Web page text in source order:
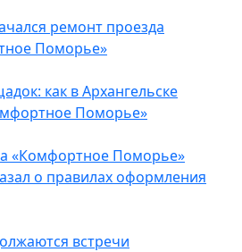
ремонт проезда
Поморье»
как в Архангельске
Поморье»
«Комфортное Поморье»
о правилах оформления
встречи